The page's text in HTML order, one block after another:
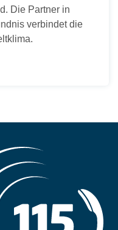
Die Partner in
verbindet die